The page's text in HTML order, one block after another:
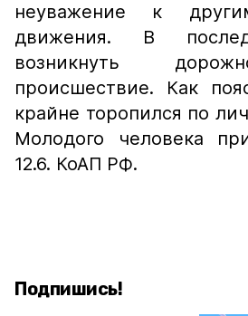
неуважение к
движения. В
возникнуть
происшествие. Как
крайне торопился по
Молодого человека
12.6. КоАП РФ.
Подпишись!